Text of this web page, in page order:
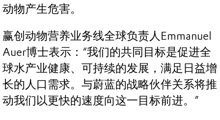
动物产生危害。
赢创动物营养业务线全球负责人Emmanuel
Auer博士表示：“我们的共同目标是促进全
球水产业健康、可持续的发展，满足日益增
长的人口需求。与蔚蓝的战略伙伴关系将推
动我们以更快的速度向这一目标前进。”